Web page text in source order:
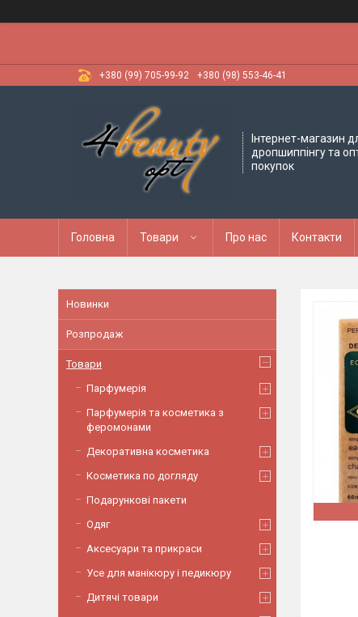
+380 (99) 705-99-92 +380 (98) 553-46-41
Інтернет-магазин
дропшиппінгу та
покупок
Головна Товари Про нас Контакти
Новинки
Розпродаж
Товари
Парфумерія
Парфумерія та косметика з
феромонами
Декоративна косметика
Косметика по догляду
Подарункові пакети
Одяг
Аксесуари та прикраси
Усе для манікюру і педикюру
Дитячі товари